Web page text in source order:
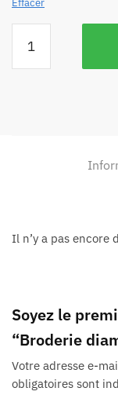
Effacer
Il n’y a pas encore
Soyez le
“Broderie
Votre adresse e-
obligatoires sont